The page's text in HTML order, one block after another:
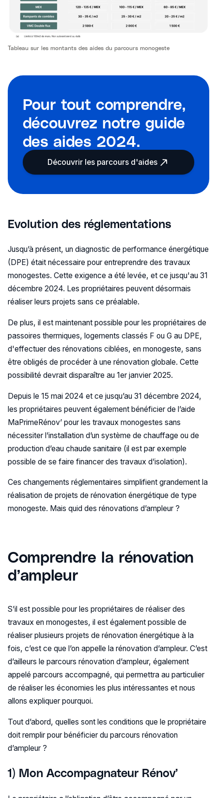
Tableau sur les montants des aides du parcours monogeste
Pour tout comprendre,
découvrez notre guide
des aides 2024.
Découvrir les parcours d'aides
Evolution des réglementations
Jusqu’à présent, un diagnostic de performance énergétique
(DPE) était nécessaire pour entreprendre des travaux
monogestes. Cette exigence a été levée, et ce jusqu'au 31
décembre 2024. Les propriétaires peuvent désormais
réaliser leurs projets sans ce préalable.
De plus, il est maintenant possible pour les propriétaires de
passoires thermiques, logements classés F ou G au DPE,
d'effectuer des rénovations ciblées, en monogeste, sans
être obligés de procéder à une rénovation globale. Cette
possibilité devrait disparaître au 1er janvier 2025.
Depuis le 15 mai 2024 et ce jusqu’au 31 décembre 2024,
les propriétaires peuvent également bénéficier de l’aide
MaPrimeRénov’ pour les travaux monogestes sans
nécessiter l’installation d’un système de chauffage ou de
production d’eau chaude sanitaire (il est par exemple
possible de se faire financer des travaux d’isolation).
Ces changements réglementaires simplifient grandement la
réalisation de projets de rénovation énergétique de type
monogeste. Mais quid des rénovations d’ampleur ?
Comprendre la rénovation
d’ampleur
S’il est possible pour les propriétaires de réaliser des
travaux en monogestes, il est également possible de
réaliser plusieurs projets de rénovation énergétique à la
fois, c’est ce que l’on appelle la rénovation d’ampleur. C’est
d’ailleurs le parcours rénovation d’ampleur, également
appelé parcours accompagné, qui permettra au particulier
de réaliser les économies les plus intéressantes et nous
allons expliquer pourquoi.
Tout d’abord, quelles sont les conditions que le propriétaire
doit remplir pour bénéficier du parcours rénovation
d’ampleur ?
1) Mon Accompagnateur Rénov’